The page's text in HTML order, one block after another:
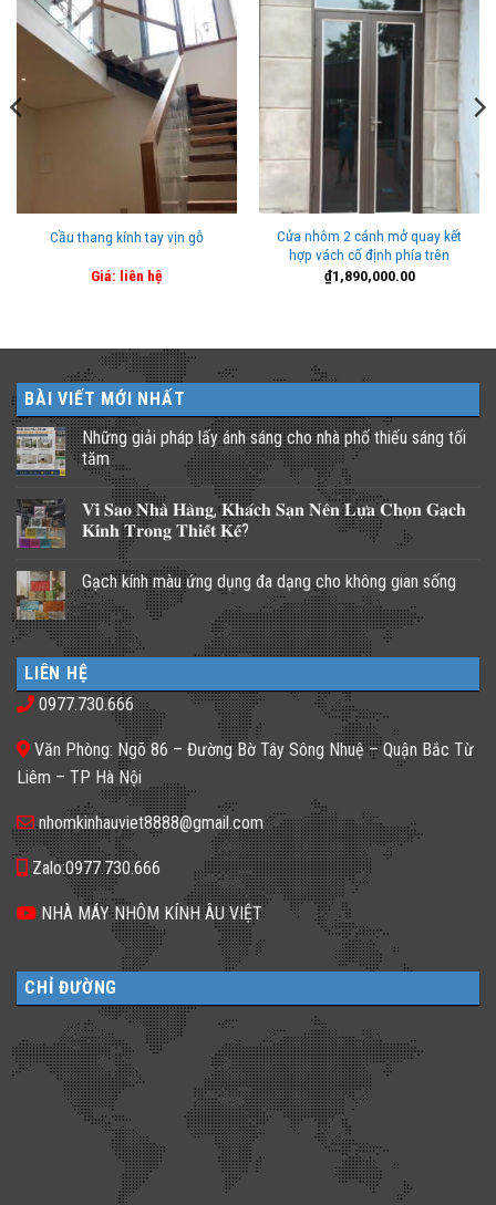
Cầu thang kính tay vịn gỗ
Giá: liên hệ
Cửa nhôm 2 cánh mở quay kết
hợp vách cố định phía trên
₫1,890,000.00
BÀI VIẾT MỚI NHẤT
Những giải pháp lấy ánh sáng cho nhà phố thiếu sáng tối
tăm
Không
bình
luận
ở
pháp
lấy
ánh
sáng
cho
nhà
phố
thiếu
sáng
tối
𝐕𝐢̀ 𝐒𝐚𝐨 𝐍𝐡𝐚̀ 𝐇𝐚̀𝐧𝐠, 𝐊𝐡𝐚́𝐜𝐡 𝐒𝐚̣𝐧 𝐍𝐞̂𝐧 𝐋𝐮̛̣𝐚 𝐂𝐡𝐨̣𝐧 𝐆𝐚̣𝐜𝐡
𝐊𝐢́𝐧𝐡 𝐓𝐫𝐨𝐧𝐠 𝐓𝐡𝐢𝐞̂́𝐭 𝐊𝐞̂́?
bình
luận
ở
𝐕𝐢̀
𝐒𝐚𝐨
𝐍𝐡𝐚̀
𝐇𝐚̀𝐧𝐠,
𝐊𝐡𝐚́𝐜𝐡
𝐒𝐚̣𝐧
𝐍𝐞̂𝐧
𝐂𝐡𝐨̣𝐧
𝐆𝐚̣𝐜𝐡
𝐊𝐢́𝐧𝐡
𝐓𝐫𝐨𝐧𝐠
𝐓𝐡𝐢𝐞̂́𝐭
𝐊𝐞̂́?
Gạch kính màu ứng dụng đa dạng cho không gian sống
Không
có
bình
luận
ở
Gạch
kính
màu
đa
dạng
cho
không
gian
sống
LIÊN HỆ
0977.730.666
Văn Phòng: Ngõ 86 – Đường Bờ Tây Sông Nhuệ – Quận Bắc Từ
Liêm – TP Hà Nội
nhomkinhauviet8888@gmail.com
Zalo:0977.730.666
NHÀ MÁY NHÔM KÍNH ÂU VIỆT
CHỈ ĐƯỜNG